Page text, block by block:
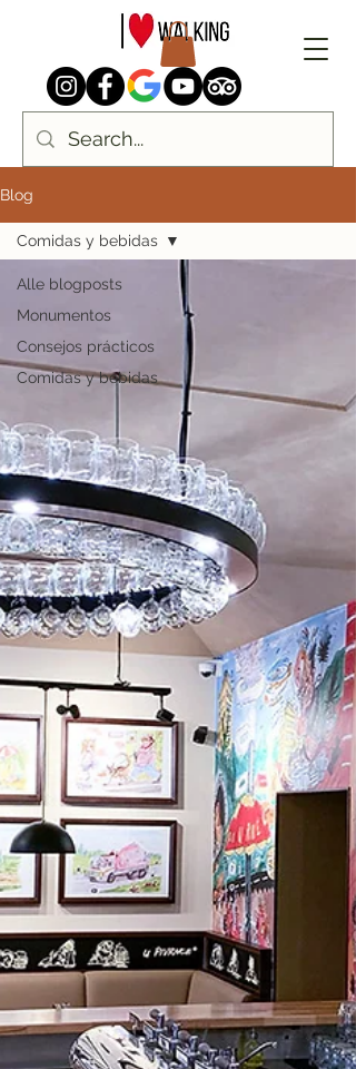
Blog
Alle blogposts
Monumentos
Consejos prácticos
Comidas y bebidas
Comidas y bebidas